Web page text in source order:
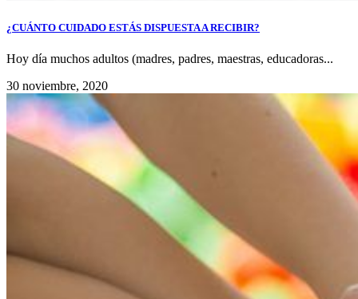
¿CUÁNTO CUIDADO ESTÁS DISPUESTA A RECIBIR?
Hoy día muchos adultos (madres, padres, maestras, educadoras...
30 noviembre, 2020